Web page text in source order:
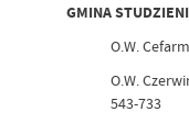
GMINA
O.W.
O.W.
543-733